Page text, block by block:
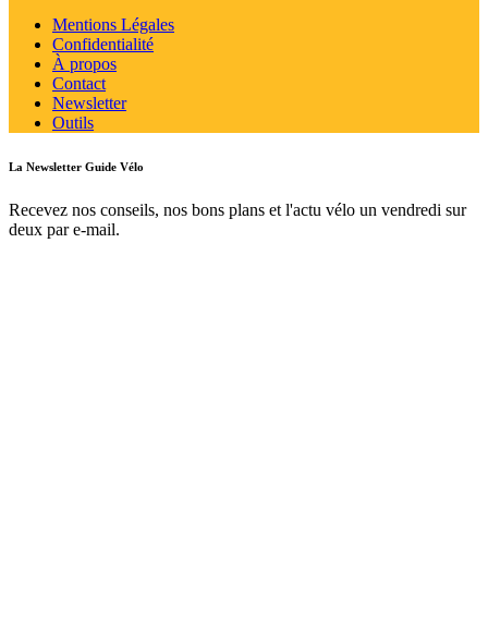
Mentions Légales
Confidentialité
À propos
Contact
Newsletter
Outils
La Newsletter Guide Vélo
Recevez nos conseils, nos bons plans et l'actu vélo un vendredi sur
deux par e-mail.